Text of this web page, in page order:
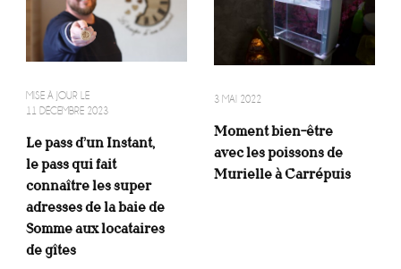
MISE À JOUR LE
11 DÉCEMBRE 2023
Le pass d’un Instant,
le pass qui fait
connaître les super
adresses de la baie de
Somme aux locataires
de gîtes
3 MAI 2022
Moment bien-être
avec les poissons de
Murielle à Carrépuis